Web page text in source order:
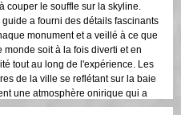
couper le souffle sur la skyline.
guide a fourni des détails fascinants
monument et a veillé à ce que
monde soit à la fois diverti et en
tout au long de l'expérience. Les
de la ville se reflétant sur la baie
une atmosphère onirique qui a
une impression durable. Cette visite